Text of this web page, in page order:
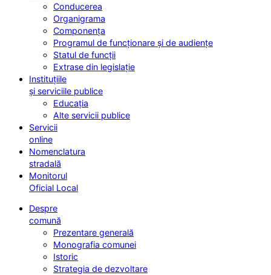
Conducerea
Organigrama
Componența
Programul de funcționare și de audiențe
Statul de funcții
Extrase din legislație
Instituțiile
și serviciile publice
Educația
Alte servicii publice
Servicii
online
Nomenclatura
stradală
Monitorul
Oficial Local
Despre
comună
Prezentare generală
Monografia comunei
Istoric
Strategia de dezvoltare